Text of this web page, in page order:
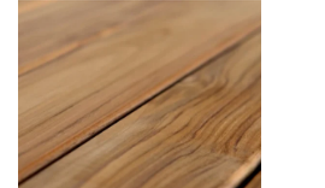
sıralandı